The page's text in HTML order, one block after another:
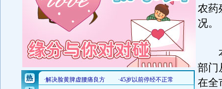
农药
况。
本
部门
在全